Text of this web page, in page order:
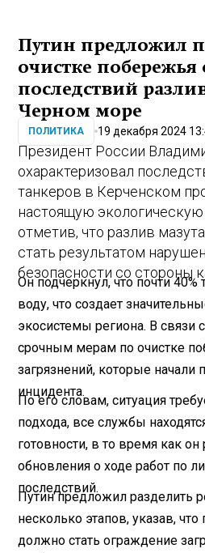
Путин предложил
очистке побережья
последствий
Черном море
ПОЛИТИКА 19 декабря 2024
Президент России
охарактеризовал
танкеров в Керченском
настоящую экологическую
отметив, что разлив
стать результатом
безопасности со стороны
Он подчеркнул, что почти
воду, что создает
экосистемы региона. В связи
срочным мерам по очистке
загрязнений, которые начали
инцидента.
По его словам, ситуация
подхода, все службы
готовности, в то время как он
обновления о ходе работ по
последствий.
Путин предложил разделить
несколько этапов, указав,
должно стать ограждение